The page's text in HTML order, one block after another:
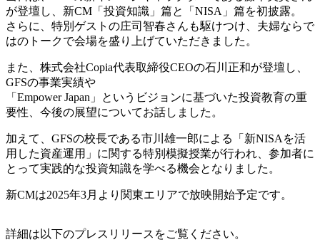
が登壇し、新CM「投資知識」篇と「NISA」篇を初披露。
さらに、特別ゲストの庄司智春さんも駆けつけ、夫婦ならで
はのトークで会場を盛り上げていただきました。
また、株式会社Copia代表取締役CEOの石川正和が登壇し、
GFSの事業実績や
「Empower Japan」というビジョンに基づいた投資教育の重
要性、今後の展望についてお話しました。
加えて、GFSの校長である市川雄一郎による「新NISAを活
用した資産運用」に関する特別模擬授業が行われ、参加者に
とって実践的な投資知識を学べる機会となりました。
新CMは2025年3月より関東エリアで放映開始予定です。
詳細は以下のプレスリリースをご覧ください。